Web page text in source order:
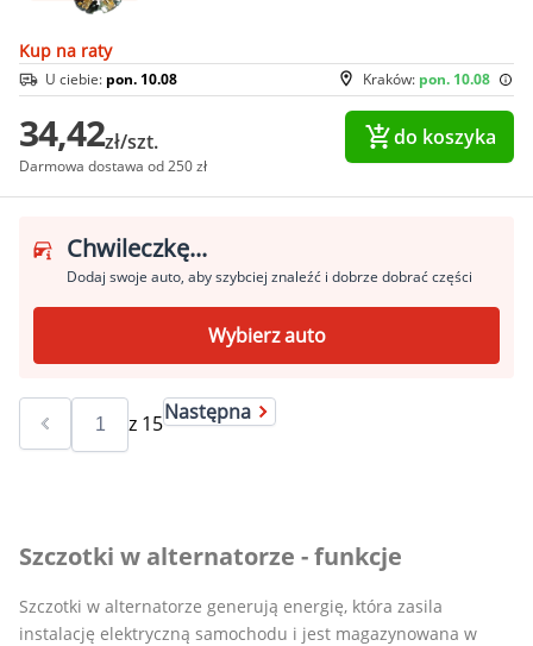
Kup na raty
Kraków: pon. 10.08
U ciebie: pon. 10.08
34,42zł/szt.
Darmowa dostawa od 250 zł
do koszyka
Chwileczkę...
Dodaj swoje auto, aby szybciej znaleźć i dobrze dobrać części
Wybierz auto
z 15Następna
Szczotki w alternatorze - funkcje
Szczotki w alternatorze generują energię, która zasila
instalację elektryczną samochodu i jest magazynowana w